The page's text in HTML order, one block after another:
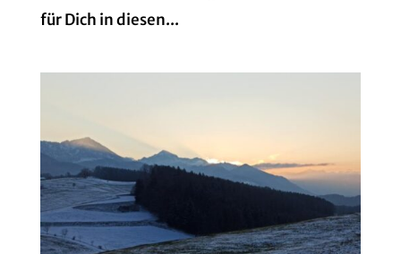
für Dich in diesen...